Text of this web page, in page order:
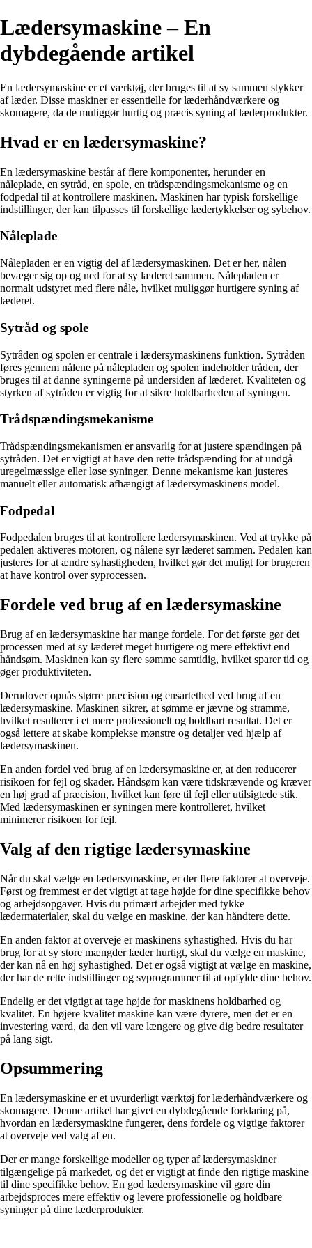
Lædersymaskine – En
dybdegående artikel
En lædersymaskine er et værktøj, der bruges til at sy sammen stykker
af læder. Disse maskiner er essentielle for læderhåndværkere og
skomagere, da de muliggør hurtig og præcis syning af læderprodukter.
Hvad er en lædersymaskine?
En lædersymaskine består af flere komponenter, herunder en
nåleplade, en sytråd, en spole, en trådspændingsmekanisme og en
fodpedal til at kontrollere maskinen. Maskinen har typisk forskellige
indstillinger, der kan tilpasses til forskellige lædertykkelser og sybehov.
Nåleplade
Nålepladen er en vigtig del af lædersymaskinen. Det er her, nålen
bevæger sig op og ned for at sy læderet sammen. Nålepladen er
normalt udstyret med flere nåle, hvilket muliggør hurtigere syning af
læderet.
Sytråd og spole
Sytråden og spolen er centrale i lædersymaskinens funktion. Sytråden
føres gennem nålene på nålepladen og spolen indeholder tråden, der
bruges til at danne syningerne på undersiden af læderet. Kvaliteten og
styrken af sytråden er vigtig for at sikre holdbarheden af ​​syningen.
Trådspændingsmekanisme
Trådspændingsmekanismen er ansvarlig for at justere spændingen på
sytråden. Det er vigtigt at have den rette trådspænding for at undgå
uregelmæssige eller løse syninger. Denne mekanisme kan justeres
manuelt eller automatisk afhængigt af lædersymaskinens model.
Fodpedal
Fodpedalen bruges til at kontrollere lædersymaskinen. Ved at trykke på
pedalen aktiveres motoren, og nålene syr læderet sammen. Pedalen kan
justeres for at ændre syhastigheden, hvilket gør det muligt for brugeren
at have kontrol over syprocessen.
Fordele ved brug af en lædersymaskine
Brug af en lædersymaskine har mange fordele. For det første gør det
processen med at sy læderet meget hurtigere og mere effektivt end
håndsøm. Maskinen kan sy flere sømme samtidig, hvilket sparer tid og
øger produktiviteten.
Derudover opnås større præcision og ensartethed ved brug af en
lædersymaskine. Maskinen sikrer, at sømme er jævne og stramme,
hvilket resulterer i et mere professionelt og holdbart resultat. Det er
også lettere at skabe komplekse mønstre og detaljer ved hjælp af
lædersymaskinen.
En anden fordel ved brug af en lædersymaskine er, at den reducerer
risikoen for fejl og skader. Håndsøm kan være tidskrævende og kræver
en høj grad af præcision, hvilket kan føre til fejl eller utilsigtede stik.
Med lædersymaskinen er syningen mere kontrolleret, hvilket
minimerer risikoen for fejl.
Valg af den rigtige lædersymaskine
Når du skal vælge en lædersymaskine, er der flere faktorer at overveje.
Først og fremmest er det vigtigt at tage højde for dine specifikke behov
og arbejdsopgaver. Hvis du primært arbejder med tykke
lædermaterialer, skal du vælge en maskine, der kan håndtere dette.
En anden faktor at overveje er maskinens syhastighed. Hvis du har
brug for at sy store mængder læder hurtigt, skal du vælge en maskine,
der kan nå en høj syhastighed. Det er også vigtigt at vælge en maskine,
der har de rette indstillinger og syprogrammer til at opfylde dine behov.
Endelig er det vigtigt at tage højde for maskinens holdbarhed og
kvalitet. En højere kvalitet maskine kan være dyrere, men det er en
investering værd, da den vil vare længere og give dig bedre resultater
på lang sigt.
Opsummering
En lædersymaskine er et uvurderligt værktøj for læderhåndværkere og
skomagere. Denne artikel har givet en dybdegående forklaring på,
hvordan en lædersymaskine fungerer, dens fordele og vigtige faktorer
at overveje ved valg af en.
Der er mange forskellige modeller og typer af lædersymaskiner
tilgængelige på markedet, og det er vigtigt at finde den rigtige maskine
til dine specifikke behov. En god lædersymaskine vil gøre din
arbejdsproces mere effektiv og levere professionelle og holdbare
syninger på dine læderprodukter.